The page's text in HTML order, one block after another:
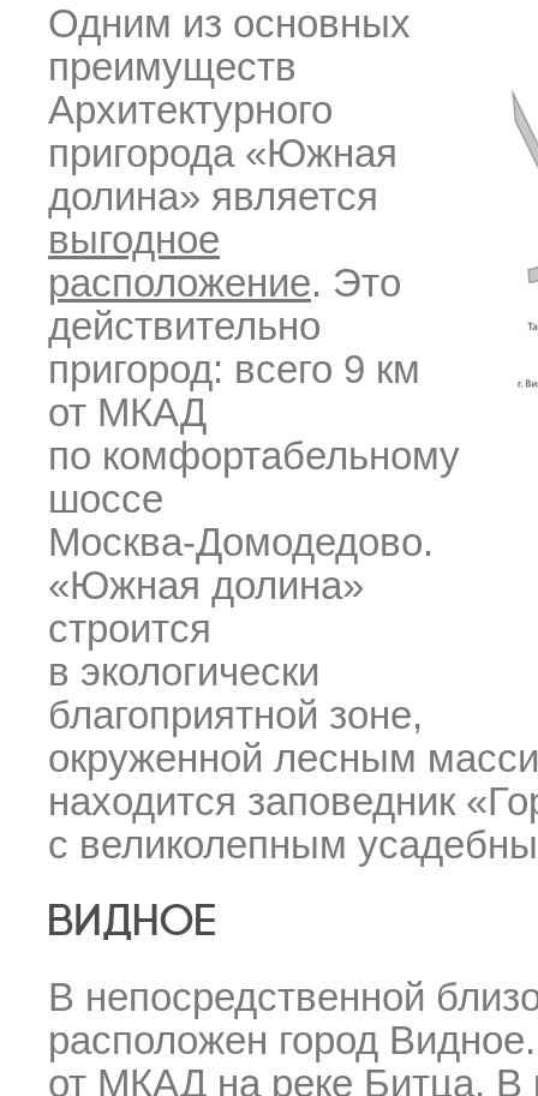
Одним из основных
преимуществ
Архитектурного
пригорода «Южная
долина» является
выгодное
расположение. Это
действительно
пригород: всего 9 км
от МКАД
по комфортабельному
шоссе
Москва-Домодедово.
«Южная долина»
строится
в экологически
благоприятной зоне,
окруженной лесным
находится заповедник
с великолепным
ВИДНОЕ
В непосредственной
расположен город
от МКАД на реке Битца. В